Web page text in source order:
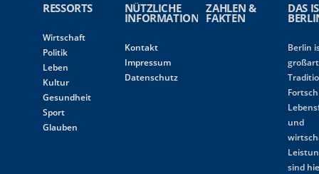
RESSORTS
Wirtschaft
Politik
Leben
Kultur
Gesundheit
Sport
Glauben
NÜTZLICHE
INFORMATIONEN
Kontakt
Impressum
Datenschutz
ZAHLEN &
FAKTEN
DAS
Berlin
und
sind